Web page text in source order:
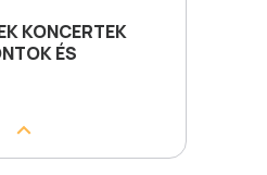
KONCERTEK
ÉS